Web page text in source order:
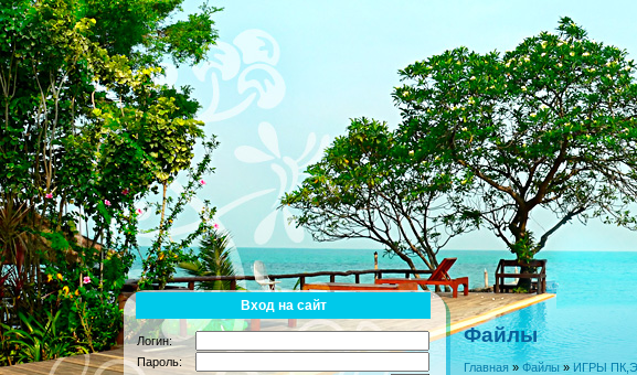
Вход на сайт
Логин:
Пароль:
Файлы
Главная»Файлы» ИГРЫ